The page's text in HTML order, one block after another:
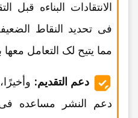
الانتقادات البناءه
فی تحدید النقاط
مما یتیح لک التعامل
دعم التقدیم:
دعم النشر مساعده فی